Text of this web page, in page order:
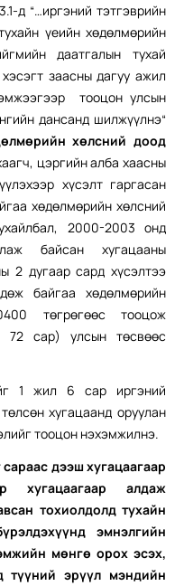
д “…иргэний тэтгэврийн
үеийн хөдөлмөрийн
даатгалын тухай
заасны дагуу ажил
тооцон улсын
дансанд шилжүүлнэ“
хөлсний доод
цэргийн алба хаасны
хүсэлт гаргасан
хөдөлмөрийн хөлсний
2000-2003 онд
байсан хугацааны
2 дугаар сард хүсэлтээ
байгаа хөдөлмөрийн
төгрөгөөс тооцож
72 сар) улсын төсвөөс
1 жил 6 сар иргэний
хугацаанд оруулан
тооцон нэхэмжилнэ.
дээш хугацаагаар
хугацаагаар алдаж
тохиолдолд тухайн
эмнэлгийн
мөнгө орох эсэх,
түүний эрүүл мэндийн